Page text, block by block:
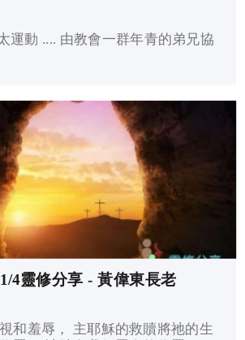
運動 .... 由教會一群年青的弟兄協
4靈修分享 - 黃偉東長老
和羞辱， 主耶穌的救贖將祂的生